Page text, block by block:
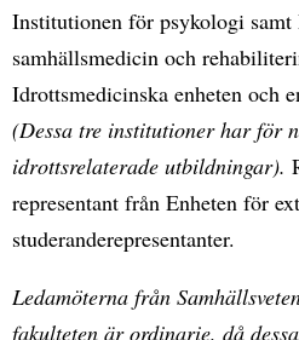
Institutionen för psykologi
samhällsmedicin och
Idrottsmedicinska enheten och
(Dessa tre institutioner har för
idrottsrelaterade utbildningar).
representant från Enheten för
studeranderepresentanter.
Ledamöterna från
fakulteten är ordinarie, då